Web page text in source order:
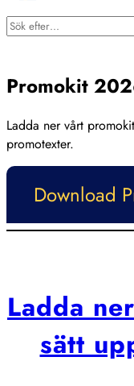
Promokit
Ladda ner vårt
promotexter.
Download
Ladda
sätt